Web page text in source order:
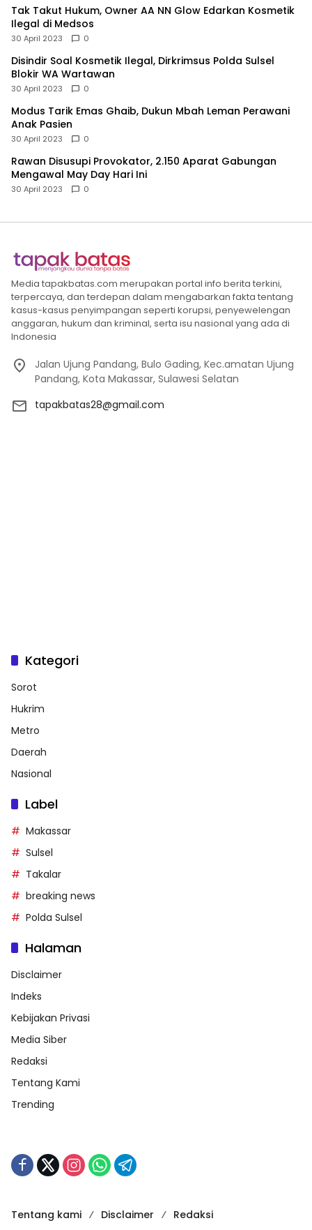
Tak Takut Hukum, Owner AA NN Glow Edarkan Kosmetik
Ilegal di Medsos
30 April 2023 0
Disindir Soal Kosmetik Ilegal, Dirkrimsus Polda Sulsel
Blokir WA Wartawan
30 April 2023 0
Modus Tarik Emas Ghaib, Dukun Mbah Leman Perawani
Anak Pasien
30 April 2023 0
Rawan Disusupi Provokator, 2.150 Aparat Gabungan
Mengawal May Day Hari Ini
30 April 2023 0
Media tapakbatas.com merupakan portal info berita terkini,
terpercaya, dan terdepan dalam mengabarkan fakta tentang
kasus-kasus penyimpangan seperti korupsi, penyewelengan
anggaran, hukum dan kriminal, serta isu nasional yang ada di
Indonesia
Jalan Ujung Pandang, Bulo Gading, Kec.amatan Ujung
Pandang, Kota Makassar, Sulawesi Selatan
tapakbatas28@gmail.com
Kategori
Sorot
Hukrim
Metro
Daerah
Nasional
Label
Makassar
Sulsel
Takalar
breaking news
Polda Sulsel
Halaman
Disclaimer
Indeks
Kebijakan Privasi
Media Siber
Redaksi
Tentang Kami
Trending
Tentang kami Disclaimer Redaksi